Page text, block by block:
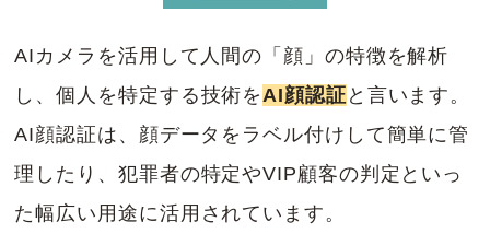
AIカメラを活用して人間の「顔」の特徴を解析
し、個人を特定する技術をAI顔認証 と言います。
AI顔認証は、顔データをラベル付けして簡単に管
理したり、犯罪者の特定やVIP顧客の判定といっ
た幅広い用途に活用されています。